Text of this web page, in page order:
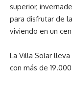
superior,
para disfrutar de
viviendo en un
La Villa Solar
con más de